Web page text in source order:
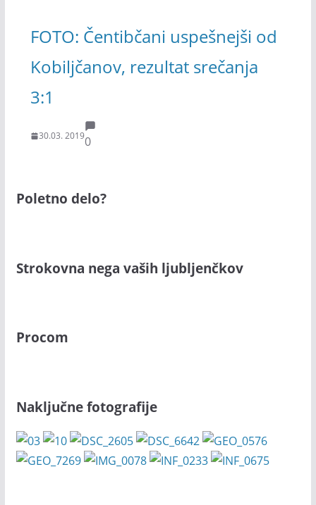
FOTO: Čentibčani uspešnejši od
Kobiljčanov, rezultat srečanja
3:1
30.03. 20190
Poletno delo?
Strokovna nega vaših ljubljenčkov
Procom
Naključne fotografije